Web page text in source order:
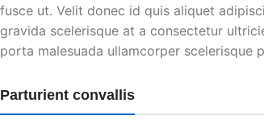
fusce ut. Velit donec id quis aliquet
gravida scelerisque at a consectetur
porta malesuada ullamcorper scelerisque
Parturient convallis